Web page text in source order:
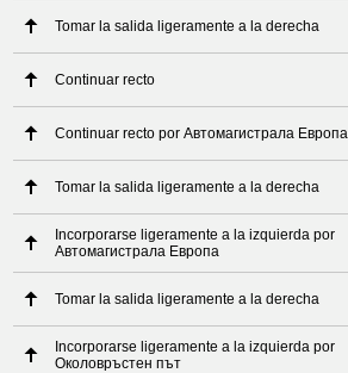
Tomar la salida ligeramente a la derecha
Continuar recto
Continuar recto por Автомагистрала Европа
Tomar la salida ligeramente a la derecha
Incorporarse ligeramente a la izquierda por
Автомагистрала Европа
Tomar la salida ligeramente a la derecha
Incorporarse ligeramente a la izquierda por
Околовръстен път